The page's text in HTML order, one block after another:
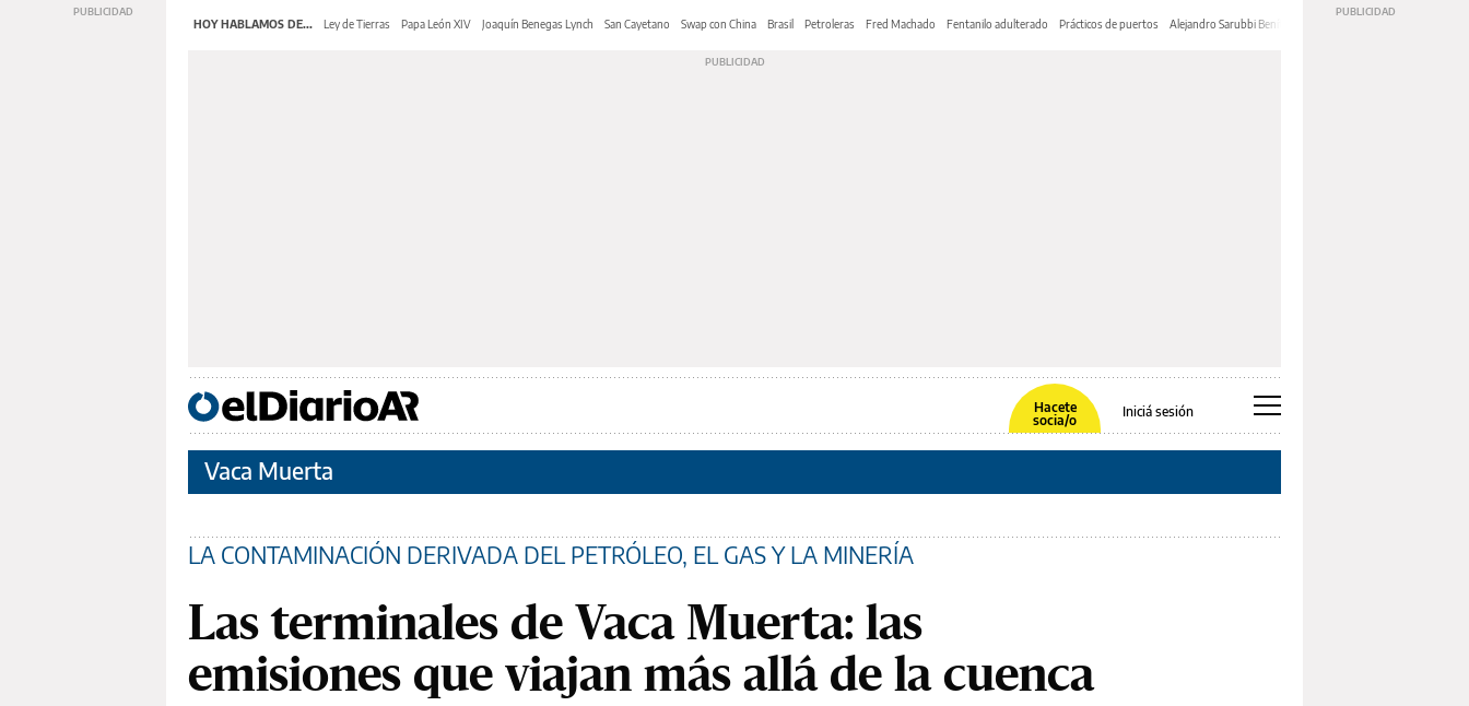
HOY HABLAMOS DE... Ley de Tierras Papa León XIV Joaquín Benegas Lynch San Cayetano Swap con China Brasil Petroleras Fred Machado Fentanilo adulterado Prácticos de puertos Alejandro Sarubbi Benítez
Hacete
socia/o
Iniciá sesión
Vaca Muerta
LA CONTAMINACIÓN DERIVADA DEL PETRÓLEO, EL GAS Y LA MINERÍA
Las terminales de Vaca Muerta: las
emisiones que viajan más allá de la cuenca